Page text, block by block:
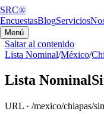
SRC®
EncuestasBlogServicios
Menú
Saltar al contenido
Lista Nominal/México/
Lista Nominal
URL · /mexico/chiapas/